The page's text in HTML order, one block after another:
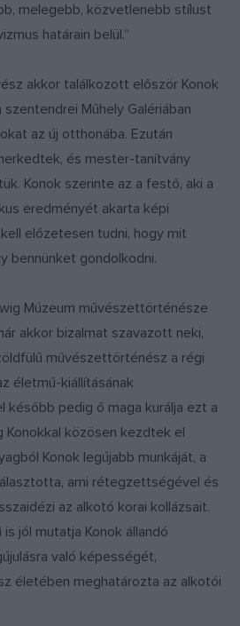
melegebb, közvetlenebb stílust
határain belül.”
akkor találkozott először Konok
Műhely Galériában
az új otthonába. Ezután
és mester-tanítvány
Konok szerinte az a festő, aki a
eredményét akarta képi
előzetesen tudni, hogy mit
bennünket gondolkodni.
Múzeum művészettörténésze
akkor bizalmat szavazott neki,
művészettörténész a régi
életmű-kiállításának
később pedig ő maga kurálja ezt a
Konokkal közösen kezdtek el
Konok legújabb munkáját, a
ami rétegzettségével és
az alkotó korai kollázsait.
jól mutatja Konok állandó
való képességét,
életében meghatározta az alkotói